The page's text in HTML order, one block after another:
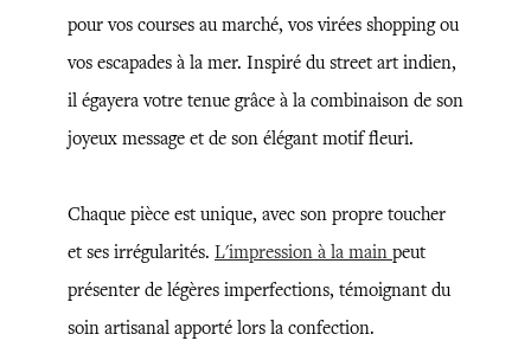
pour vos courses au marché, vos virées shopping ou
vos escapades à la mer. Inspiré du street art indien,
il égayera votre tenue grâce à la combinaison de son
joyeux message et de son élégant motif fleuri.
Chaque pièce est unique, avec son propre toucher
et ses irrégularités. L'impression à la main peut
présenter de légères imperfections, témoignant du
soin artisanal apporté lors la confection.